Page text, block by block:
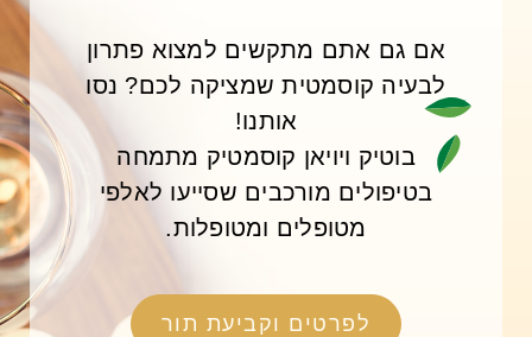
אם גם אתם מתקשים למצוא פתרון
לבעיה קוסמטית שמציקה לכם? נסו
אותנו!
בוטיק ויויאן קוסמטיק מתמחה
בטיפולים מורכבים שסייעו לאלפי
מטופלים ומטופלות.
לפרטים וקביעת תור